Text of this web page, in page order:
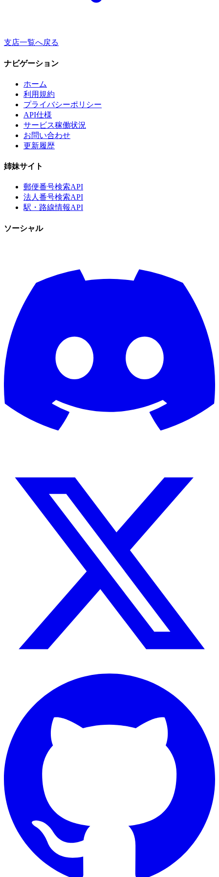
支店一覧へ戻る
ナビゲーション
ホーム
利用規約
プライバシーポリシー
API仕様
サービス稼働状況
お問い合わせ
更新履歴
姉妹サイト
郵便番号検索API
法人番号検索API
駅・路線情報API
ソーシャル